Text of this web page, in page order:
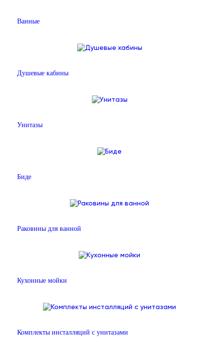
Ванные
Душевые кабины
Унитазы
Биде
Раковины для ванной
Кухонные мойки
Комплекты инсталляций с унитазами